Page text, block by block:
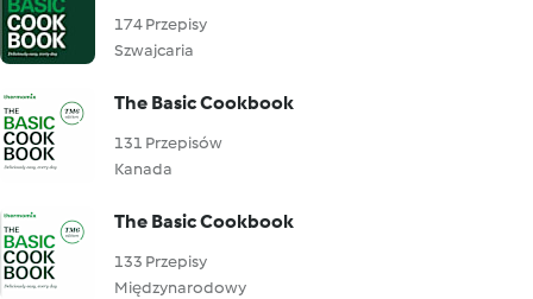
174 Przepisy
Szwajcaria
The Basic Cookbook
131 Przepisów
Kanada
The Basic Cookbook
133 Przepisy
Międzynarodowy